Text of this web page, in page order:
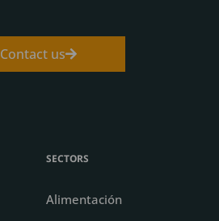
Contact us
SECTORS
Alimentación